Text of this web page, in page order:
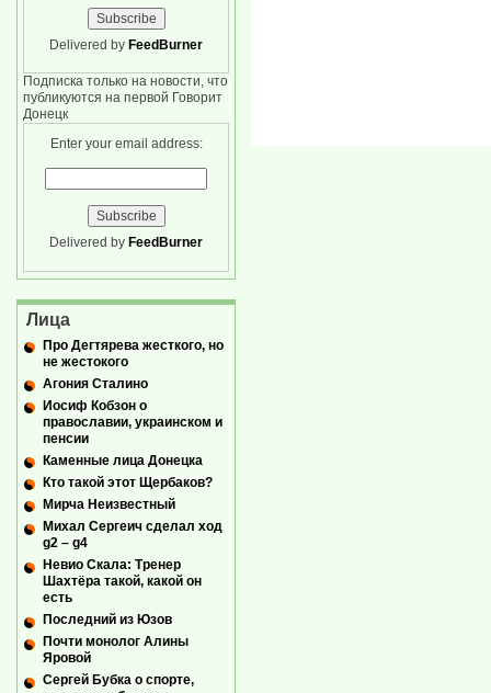
Delivered by FeedBurner
Подписка только на новости, что
публикуются на первой Говорит
Донецк
Enter your email address:
Delivered by FeedBurner
Лица
Про Дегтярева жесткого, но
не жестокого
Агония Сталино
Иосиф Кобзон о
православии, украинском и
пенсии
Каменные лица Донецка
Кто такой этот Щербаков?
Мирча Неизвестный
Михал Сергеич сделал ход
g2 – g4
Невио Скала: Тренер
Шахтёра такой, какой он
есть
Последний из Юзов
Почти монолог Алины
Яровой
Сергей Бубка о спорте,